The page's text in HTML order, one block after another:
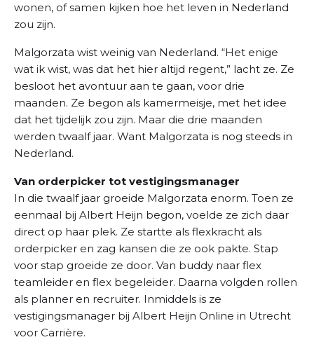
wonen, of samen kijken hoe het leven in Nederland
zou zijn.
Malgorzata wist weinig van Nederland. “Het enige
wat ik wist, was dat het hier altijd regent,” lacht ze. Ze
besloot het avontuur aan te gaan, voor drie
maanden. Ze begon als kamermeisje, met het idee
dat het tijdelijk zou zijn. Maar die drie maanden
werden twaalf jaar. Want Malgorzata is nog steeds in
Nederland.
Van orderpicker tot vestigingsmanager
In die twaalf jaar groeide Malgorzata enorm. Toen ze
eenmaal bij Albert Heijn begon, voelde ze zich daar
direct op haar plek. Ze startte als flexkracht als
orderpicker en zag kansen die ze ook pakte. Stap
voor stap groeide ze door. Van buddy naar flex
teamleider en flex begeleider. Daarna volgden rollen
als planner en recruiter. Inmiddels is ze
vestigingsmanager bij Albert Heijn Online in Utrecht
voor Carrière.